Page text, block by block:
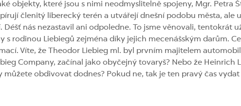
objekty, které jsou s nimi neodmyslitelně spojeny, Mgr. Petra
členitý liberecký terén a utvářejí dnešní podobu města, ale
Déšť nás nezastavil ani odpoledne. To jsme věnovali, tentokrát
rodinou Liebiegů zejména díky jejich mecenášským darům.
Víte, že Theodor Liebieg ml. byl prvním majitelem
Company, začínal jako obyčejný tovaryš? Nebo že Heinrich
obdivovat dodnes? Pokud ne, tak je ten pravý čas vydat